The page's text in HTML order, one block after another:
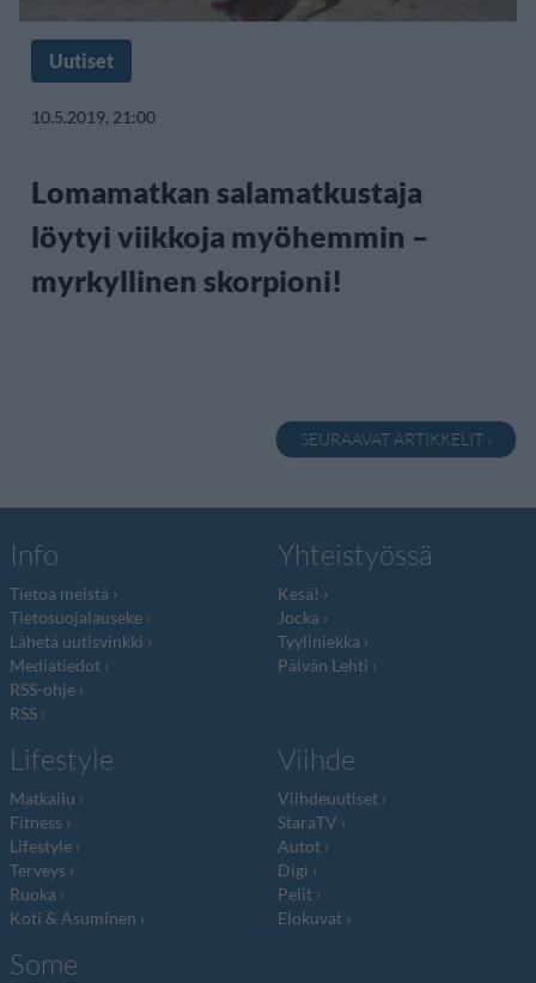
Uutiset
10.5.2019, 21:00
Lomamatkan salamatkustaja
löytyi viikkoja myöhemmin –
myrkyllinen skorpioni!
SEURAAVAT ARTIKKELIT ›
Info
Tietoa meistä
Tietosuojalauseke
Lähetä uutisvinkki
Mediatiedot
RSS-ohje
RSS
Yhteistyössä
Kesä!
Jocka
Tyyliniekka
Päivän Lehti
Lifestyle
Matkailu
Fitness
Lifestyle
Terveys
Ruoka
Koti & Asuminen
Viihde
Viihdeuutiset
StaraTV
Autot
Digi
Pelit
Elokuvat
Some